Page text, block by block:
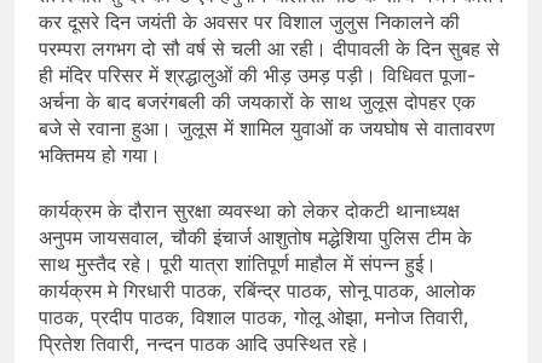
कर दूसरे दिन जयंती के अवसर पर विशाल जुलुस निकालने की
परम्परा लगभग दो सौ वर्ष से चली आ रही। दीपावली के दिन सुबह से
ही मंदिर परिसर में श्रद्धालुओं की भीड़ उमड़ पड़ी। विधिवत पूजा-
अर्चना के बाद बजरंगबली की जयकारों के साथ जुलूस दोपहर एक
बजे से रवाना हुआ। जुलूस में शामिल युवाओं क जयघोष से वातावरण
भक्तिमय हो गया।
कार्यक्रम के दौरान सुरक्षा व्यवस्था को लेकर दोकटी थानाध्यक्ष
अनुपम जायसवाल, चौकी इंचार्ज आशुतोष मद्धेशिया पुलिस टीम के
साथ मुस्तैद रहे। पूरी यात्रा शांतिपूर्ण माहौल में संपन्न हुई।
कार्यक्रम मे गिरधारी पाठक, रबिंन्द्र पाठक, सोनू पाठक, आलोक
पाठक, प्रदीप पाठक, विशाल पाठक, गोलू ओझा, मनोज तिवारी,
प्रितेश तिवारी, नन्दन पाठक आदि उपस्थित रहे।